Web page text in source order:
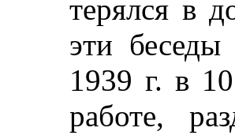
терялся в
эти
1939 г. в
работе,